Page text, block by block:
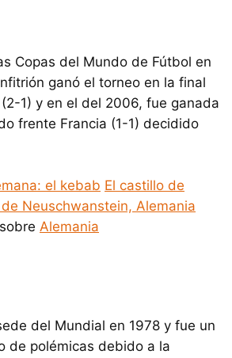
Copas del Mundo de Fútbol en
ganó el torneo en la final
1) y en el del 2006, fue ganada
frente Francia (1-1) decidido
el kebab El castillo de
Neuschwanstein, Alemania
Alemania
del Mundial en 1978 y fue un
de polémicas debido a la